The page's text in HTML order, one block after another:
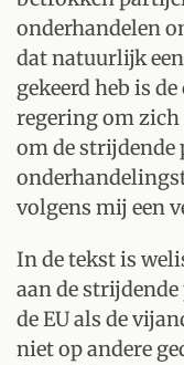
onderhandelen
dat natuurlijk
gekeerd heb is
regering om zich
om de strijdende
volgens mij een
In de tekst is
aan de
de EU als de
niet op andere